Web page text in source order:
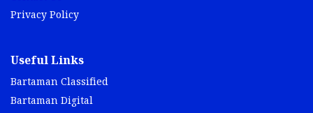
Privacy Policy
Useful Links
Bartaman Classified
Bartaman Digital